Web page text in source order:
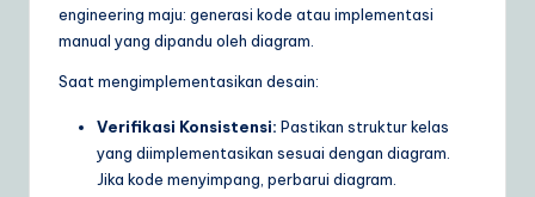
engineering maju: generasi kode atau implementasi
manual yang dipandu oleh diagram.
Saat mengimplementasikan desain:
Verifikasi Konsistensi: Pastikan struktur kelas
yang diimplementasikan sesuai dengan diagram.
Jika kode menyimpang, perbarui diagram.